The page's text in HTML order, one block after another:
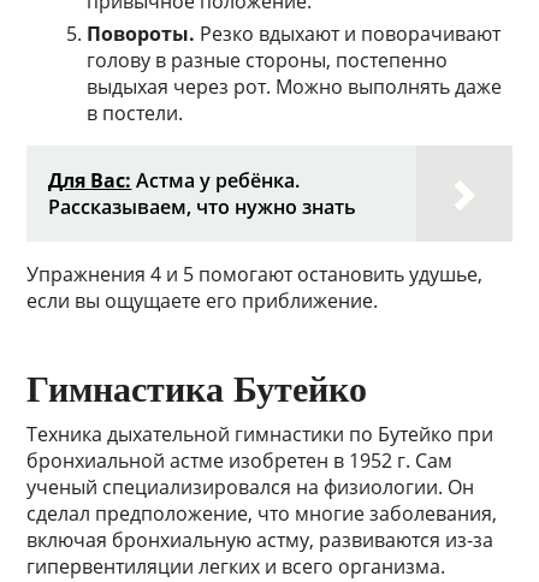
Повороты. Резко вдыхают и поворачивают
голову в разные стороны, постепенно
выдыхая через рот. Можно выполнять даже
в постели.
Для Вас: Астма у ребёнка.
Рассказываем, что нужно знать
Упражнения 4 и 5 помогают остановить удушье,
если вы ощущаете его приближение.
Гимнастика Бутейко
Техника дыхательной гимнастики по Бутейко при
бронхиальной астме изобретен в 1952 г. Сам
ученый специализировался на физиологии. Он
сделал предположение, что многие заболевания,
включая бронхиальную астму, развиваются из-за
гипервентиляции легких и всего организма.